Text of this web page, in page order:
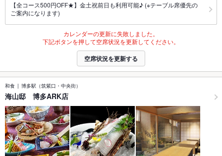
【全コース500円OFF★】金土祝前日も利用可能♪ (※テーブル席優先の
ご案内になります)
カレンダーの更新に失敗しました。
下記ボタンを押して空席状況を更新してください。
空席状況を更新する
和食 博多駅（筑紫口・中央街）
海山邸 博多ARK店